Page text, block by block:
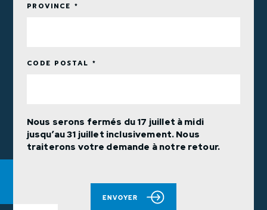
PROVINCE *
CODE POSTAL *
Nous serons fermés du 17 juillet à midi
jusqu’au 31 juillet inclusivement. Nous
traiterons votre demande à notre retour.
ENVOYER